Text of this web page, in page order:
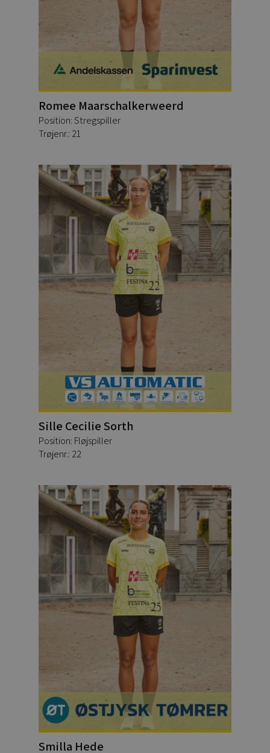
Romee Maarschalkerweerd
Position: Stregspiller
Trøjenr.: 21
Sille Cecilie Sorth
Position: Fløjspiller
Trøjenr.: 22
Smilla Hede